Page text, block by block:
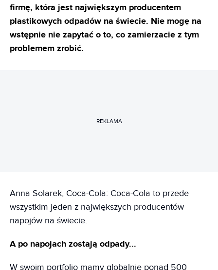
firmę, która jest największym producentem
plastikowych odpadów na świecie. Nie mogę na
wstępnie nie zapytać o to, co zamierzacie z tym
problemem zrobić.
REKLAMA
Anna Solarek, Coca-Cola: Coca-Cola to przede
wszystkim jeden z największych producentów
napojów na świecie.
A po napojach zostają odpady...
W swoim portfolio mamy globalnie ponad 500